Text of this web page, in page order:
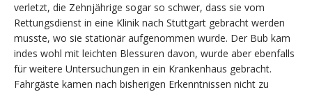
verletzt, die Zehnjährige sogar so schwer, dass sie vom
Rettungsdienst in eine Klinik nach Stuttgart gebracht werden
musste, wo sie stationär aufgenommen wurde. Der Bub kam
indes wohl mit leichten Blessuren davon, wurde aber ebenfalls
für weitere Untersuchungen in ein Krankenhaus gebracht.
Fahrgäste kamen nach bisherigen Erkenntnissen nicht zu